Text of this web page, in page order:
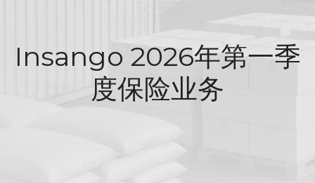
Insango 2026年第一季
度保险业务